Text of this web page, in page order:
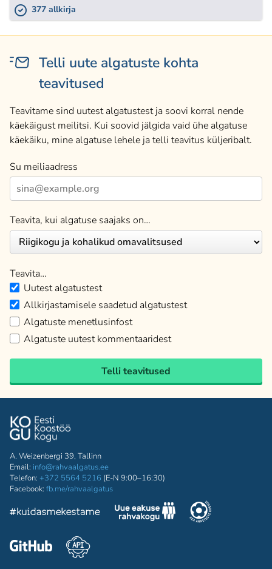
377 allkirja
Telli uute algatuste kohta
teavitused
Teavitame sind uutest algatustest ja soovi korral nende
käekäigust meilitsi. Kui soovid jälgida vaid ühe algatuse
käekäiku, mine algatuse lehele ja telli teavitus küljeribalt.
Su meiliaadress
Teavita, kui algatuse saajaks on…
Teavita…
Uutest algatustest
Allkirjastamisele saadetud algatustest
Algatuste menetlusinfost
Algatuste uutest kommentaaridest
Telli teavitused
A. Weizenbergi 39, Tallinn
Email: info@rahvaalgatus.ee
Telefon: +372 5564 5216 (E-N 9:00–16:30)
Facebook: fb.me/rahvaalgatus